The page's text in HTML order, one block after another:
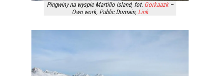
Pingwiny na wyspie Martillo Island, fot. Gorkaazk–
Own work, Public Domain, Link